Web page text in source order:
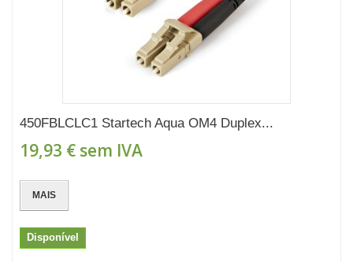
450FBLCLC1 Startech Aqua OM4 Duplex...
19,93 € sem IVA
MAIS
Disponível